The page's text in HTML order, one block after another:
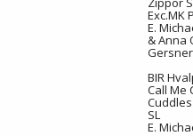
Exc.MK
E.
& Anna
Gersner
BIR
Call Me
Cuddles
SL
E.